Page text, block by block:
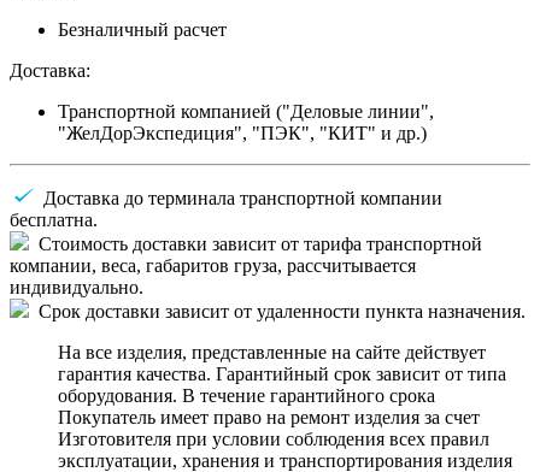
Безналичный расчет
Доставка:
Транспортной компанией ("Деловые линии",
"ЖелДорЭкспедиция", "ПЭК", "КИТ" и др.)
Доставка до терминала транспортной компании
бесплатна.
Стоимость доставки зависит от тарифа транспортной
компании, веса, габаритов груза, рассчитывается
индивидуально.
Срок доставки зависит от удаленности пункта назначения.
На все изделия, представленные на сайте действует
гарантия качества. Гарантийный срок зависит от типа
оборудования. В течение гарантийного срока
Покупатель имеет право на ремонт изделия за счет
Изготовителя при условии соблюдения всех правил
эксплуатации, хранения и транспортирования изделия